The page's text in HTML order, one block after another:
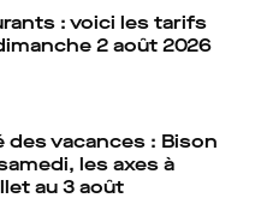
: voici les tarifs
2 août 2026
des vacances : Bison
les axes à
au 3 août